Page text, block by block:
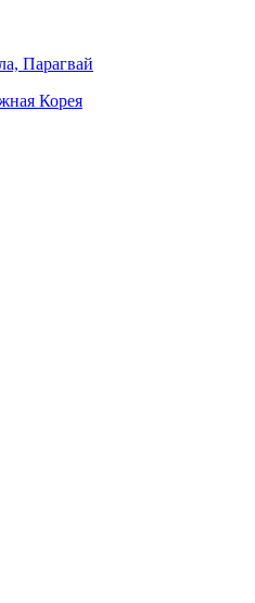
Парагвай
Корея